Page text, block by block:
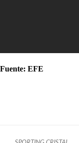
Fuente: EFE